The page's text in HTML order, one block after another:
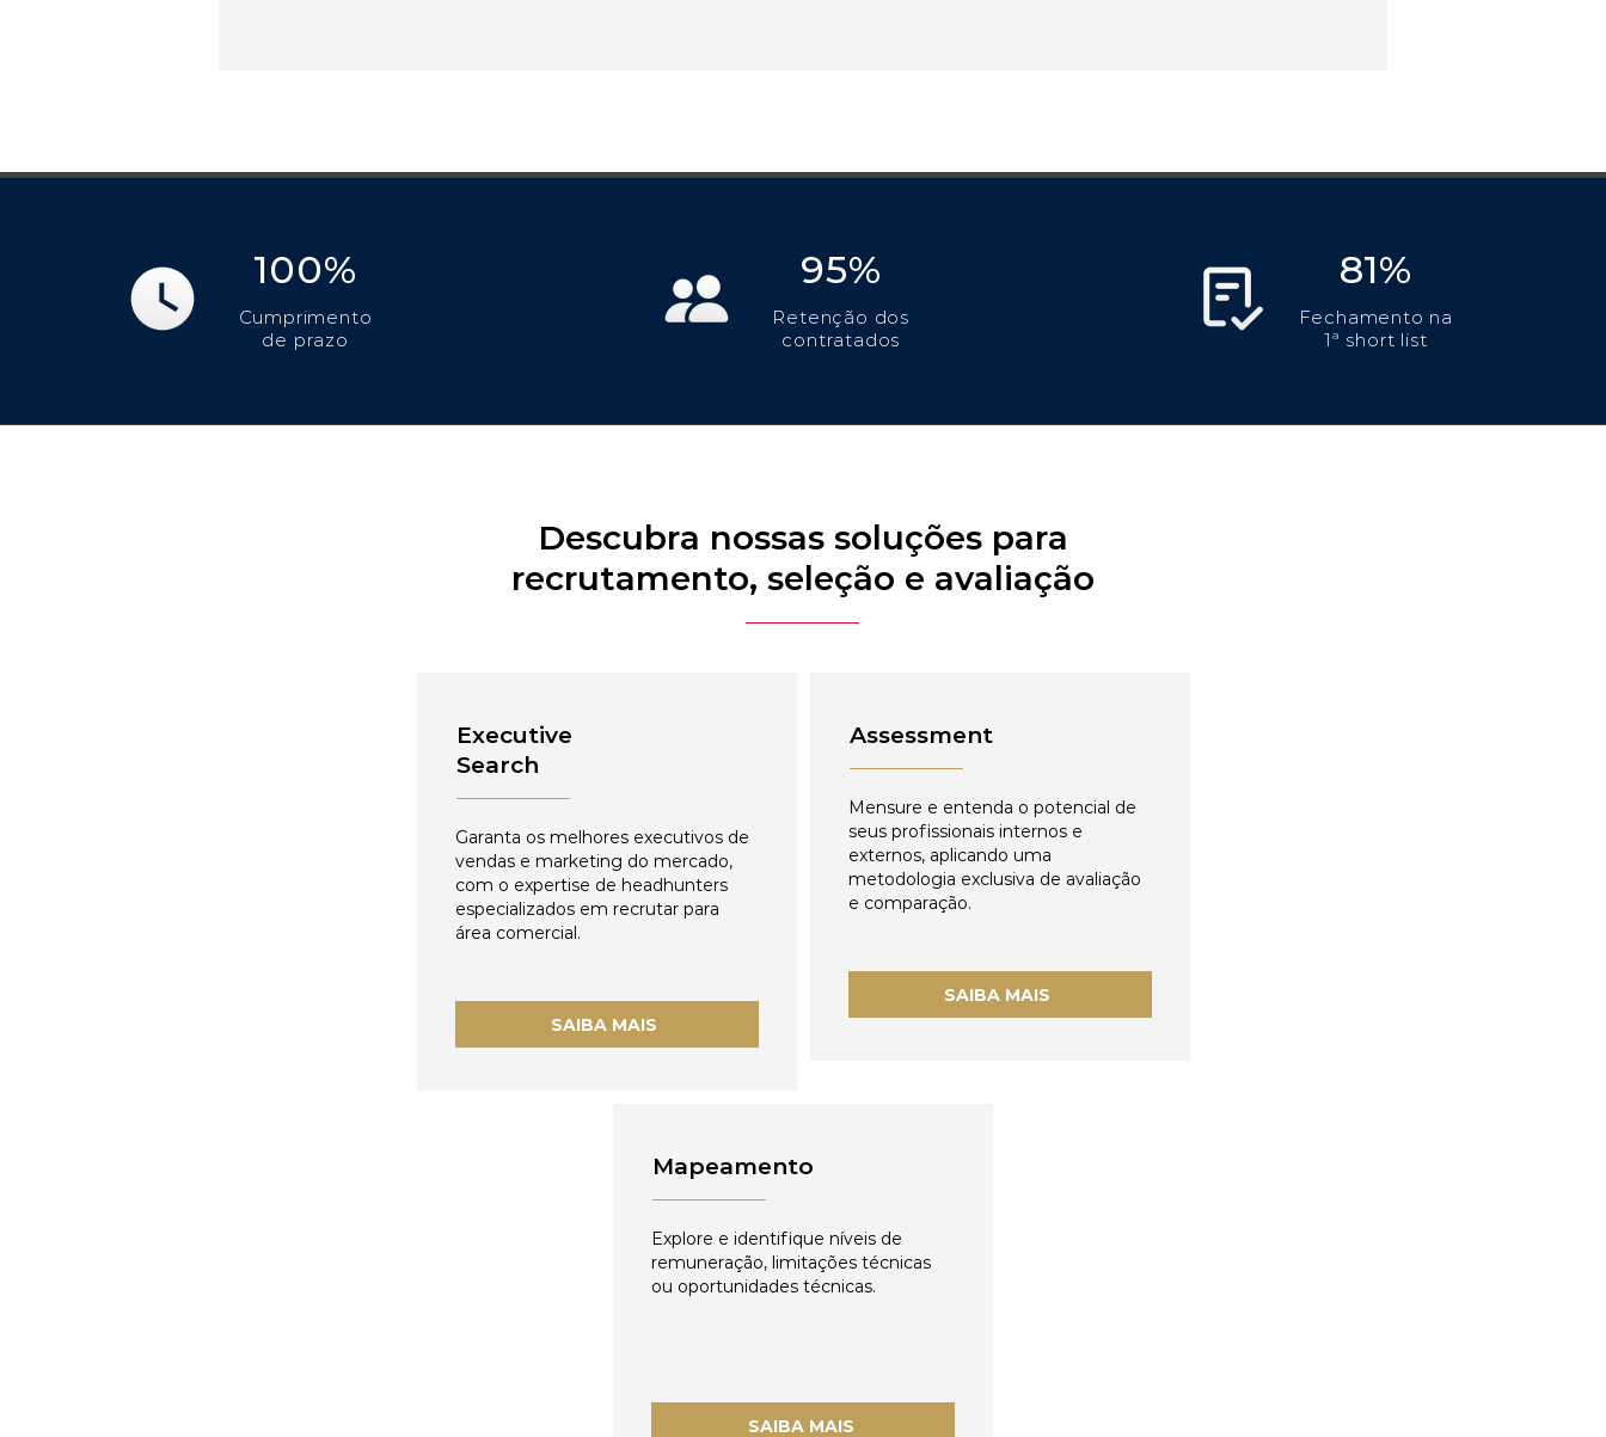
100%
Cumprimento
de prazo
95%
Retenção dos
contratados
81%
Fechamento na
1ª short list
Descubra nossas soluções para
recrutamento, seleção e avaliação
Executive
Search
Garanta os melhores executivos de
vendas e marketing do mercado,
com o expertise de headhunters
especializados em recrutar para
área comercial.
SAIBA MAIS
Assessment
Mensure e entenda o potencial de
seus profissionais internos e
externos, aplicando uma
metodologia exclusiva de avaliação
e comparação.
SAIBA MAIS
Mapeamento
Explore e identifique níveis de
remuneração, limitações técnicas
ou oportunidades técnicas.
SAIBA MAIS